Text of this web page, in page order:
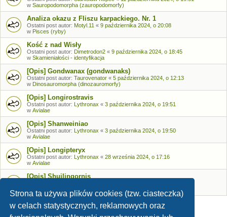
Strona ta używa plików cookies (tzw. ciasteczka)
w celach statystycznych, reklamowych oraz
w Sauropodomorpha (zauropodomorfy)
Analiza okazu z Fliszu karpackiego. Nr. 1
Ostatni post autor: Motyl.11 « 9 października 2024, o 20:08
w Pisces (ryby)
Kość z nad Wisły
Ostatni post autor: Dimetrodon2 « 9 października 2024, o 18:45
w Skamieniałości - identyfikacja
[Opis] Gondwanax (gondwanaks)
Ostatni post autor: Taurovenator « 5 października 2024, o 12:13
w Dinosauromorpha (dinozauromorfy)
[Opis] Longirostravis
Ostatni post autor: Lythronax « 3 października 2024, o 19:51
w Avialae
[Opis] Shanweiniao
Ostatni post autor: Lythronax « 3 października 2024, o 19:50
w Avialae
[Opis] Longipteryx
Ostatni post autor: Lythronax « 28 września 2024, o 17:16
w Avialae
[Opis] Shuilingornis